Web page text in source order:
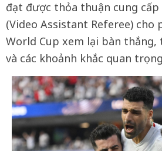
đạt được thỏa thuận cung cấp
(Video Assistant Referee) cho
World Cup xem lại bàn thắng,
và các khoảnh khắc quan